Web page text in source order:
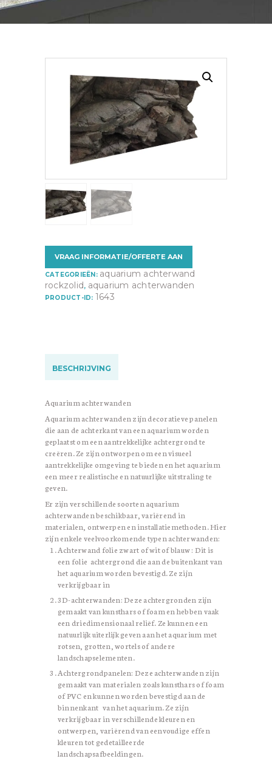
VRAAG INFORMATIE/OFFERTE AAN
CATEGORIEËN: aquarium achterwand
rockzolid , aquarium achterwanden
PRODUCT-ID: 1643
BESCHRIJVING
Aquarium achterwanden
Aquarium achterwanden zijn decoratieve panelen
die aan de achterkant van een aquarium worden
geplaatst om een aantrekkelijke achtergrond te
creëren. Ze zijn ontworpen om een visueel
aantrekkelijke omgeving te bieden en het aquarium
een meer realistische en natuurlijke uitstraling te
geven.
Er zijn verschillende soorten aquarium
achterwanden beschikbaar, variërend in
materialen, ontwerpen en installatiemethoden. Hier
zijn enkele veelvoorkomende typen achterwanden:
Achterwand folie zwart of wit of blauw : Dit is
een folie achtergrond die aan de buitenkant van
het aquarium worden bevestigd. Ze zijn
verkrijgbaar in
3D-achterwanden: Deze achtergronden zijn
gemaakt van kunsthars of foam en hebben vaak
een driedimensionaal reliëf. Ze kunnen een
natuurlijk uiterlijk geven aan het aquarium met
rotsen, grotten, wortels of andere
landschapselementen.
Achtergrondpanelen: Deze achterwanden zijn
gemaakt van materialen zoals kunsthars of foam
of PVC en kunnen worden bevestigd aan de
binnenkant van het aquarium. Ze zijn
verkrijgbaar in verschillende kleuren en
ontwerpen, variërend van eenvoudige effen
kleuren tot gedetailleerde
landschapsafbeeldingen.